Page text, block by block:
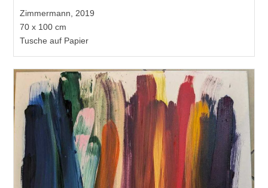
Zimmermann, 2019
70 x 100 cm
Tusche auf Papier